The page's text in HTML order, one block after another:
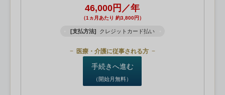
46,000円／年
（1ヵ月あたり 約3,800円）
[支払方法] クレジットカード払い
医療・介護に従事される方
手続きへ進む
（開始月無料）